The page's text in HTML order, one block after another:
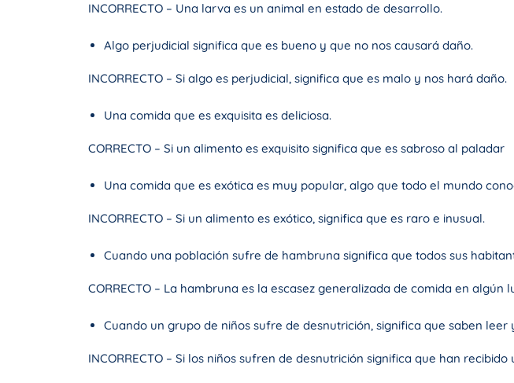
INCORRECTO – Una larva es un animal en estado de desarrollo.
Algo perjudicial significa que es bueno y que no nos causará daño.
INCORRECTO – Si algo es perjudicial, significa que es malo y nos hará daño.
Una comida que es exquisita es deliciosa.
CORRECTO – Si un alimento es exquisito significa que es sabroso al paladar
Una comida que es exótica es muy popular, algo que todo el mundo
INCORRECTO – Si un alimento es exótico, significa que es raro e inusual.
Cuando una población sufre de hambruna significa que todos sus
CORRECTO – La hambruna es la escasez generalizada de comida en algún
Cuando un grupo de niños sufre de desnutrición, significa que saben leer
INCORRECTO – Si los niños sufren de desnutrición significa que han